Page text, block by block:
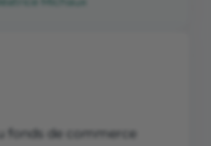
fonds de commerce